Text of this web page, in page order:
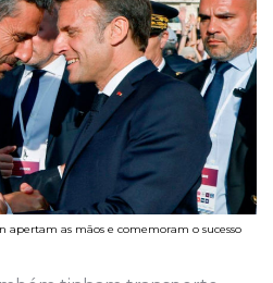
apertam as mãos e comemoram o sucesso